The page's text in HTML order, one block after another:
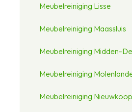
Meubelreiniging Lisse
Meubelreiniging Maassluis
Meubelreiniging Midden-
Meubelreiniging
Meubelreiniging Nieuwkoop